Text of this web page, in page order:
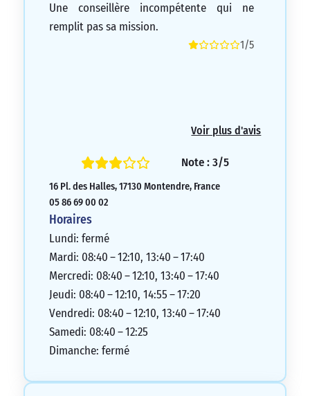
Une conseillère incompétente qui ne
remplit pas sa mission.
1/5
Voir plus d'avis
Note : 3/5
16 Pl. des Halles, 17130 Montendre, France
05 86 69 00 02
Horaires
Lundi: fermé
Mardi: 08:40 – 12:10, 13:40 – 17:40
Mercredi: 08:40 – 12:10, 13:40 – 17:40
Jeudi: 08:40 – 12:10, 14:55 – 17:20
Vendredi: 08:40 – 12:10, 13:40 – 17:40
Samedi: 08:40 – 12:25
Dimanche: fermé